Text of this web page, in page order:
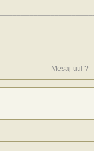
Mesaj util ?